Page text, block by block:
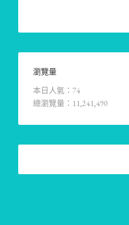
瀏覽量
本日人氣：74
總瀏覽量：11,241,490